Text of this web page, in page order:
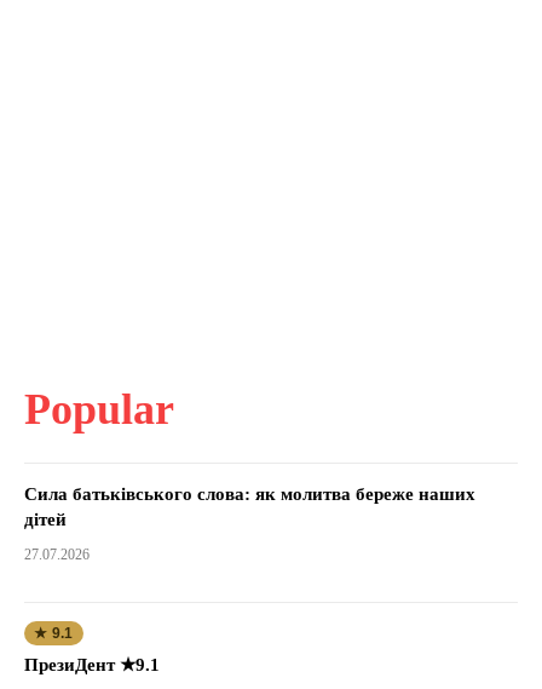
Popular
Сила батьківського слова: як молитва береже наших
дітей
27.07.2026
★ 9.1
ПрезиДент ★9.1